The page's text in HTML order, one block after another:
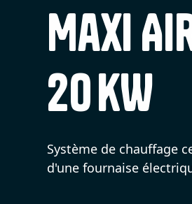
Maxi
20 kW
Système de chauffage
d'une fournaise